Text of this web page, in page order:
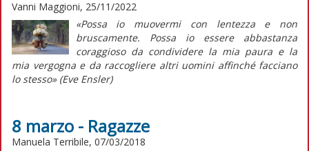
IL REGNO DELLE DONNE TAG:
GENERAZIONI
Vanni Maggioni, 25/11/2022
«Possa io muovermi con lentezza e non
bruscamente. Possa io essere abbastanza
coraggioso da condividere la mia paura e la
mia vergogna e da raccogliere altri uomini affinché facciano
lo stesso»(Eve Ensler)
8 marzo - Ragazze
Manuela Terribile, 07/03/2018